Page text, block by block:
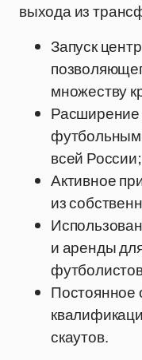
выхода из
Запуск
множеству
Расширение
всей России;
Активное
из
и аренды
Постоянное
скаутов.